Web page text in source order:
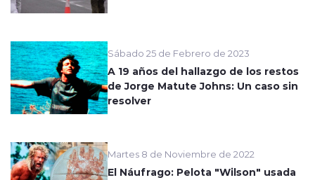
Sábado 25 de Febrero de 2023
A 19 años del hallazgo de los restos
de Jorge Matute Johns: Un caso sin
resolver
Martes 8 de Noviembre de 2022
El Náufrago: Pelota "Wilson" usada